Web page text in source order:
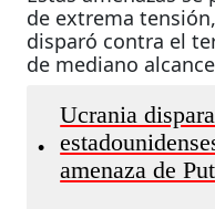
de extrema
disparó contra el
de mediano
•
Ucrania
amenaza de